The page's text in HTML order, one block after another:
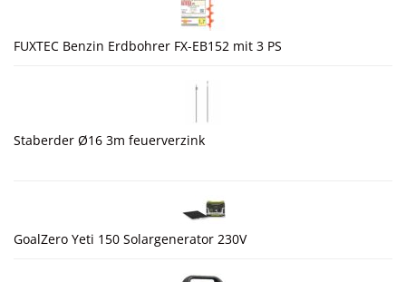
FUXTEC Benzin Erdbohrer FX-EB152 mit 3 PS
Staberder Ø16 3m feuerverzink
GoalZero Yeti 150 Solargenerator 230V